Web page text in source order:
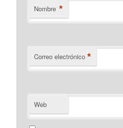
Nombre *
Correo electrónico *
Web